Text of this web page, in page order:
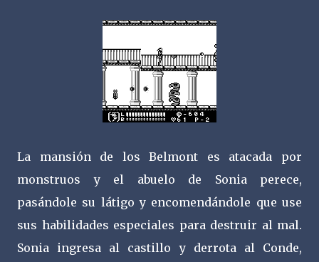
La mansión de los Belmont es atacada por
monstruos y el abuelo de Sonia perece,
pasándole su látigo y encomendándole que use
sus habilidades especiales para destruir al mal.
Sonia ingresa al castillo y derrota al Conde,